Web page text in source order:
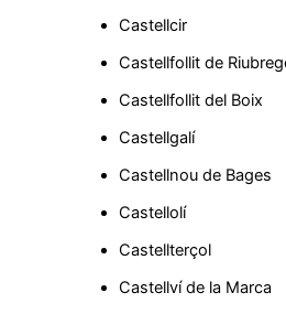
Castellcir
Castellfollit de
Castellfollit del Boix
Castellgalí
Castellnou de Bages
Castellolí
Castellterçol
Castellví de la Marca